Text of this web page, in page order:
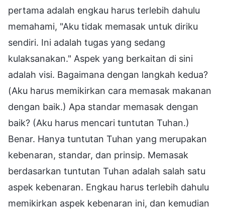
pertama adalah engkau harus terlebih dahulu
memahami, "Aku tidak memasak untuk diriku
sendiri. Ini adalah tugas yang sedang
kulaksanakan." Aspek yang berkaitan di sini
adalah visi. Bagaimana dengan langkah kedua?
(Aku harus memikirkan cara memasak makanan
dengan baik.) Apa standar memasak dengan
baik? (Aku harus mencari tuntutan Tuhan.)
Benar. Hanya tuntutan Tuhan yang merupakan
kebenaran, standar, dan prinsip. Memasak
berdasarkan tuntutan Tuhan adalah salah satu
aspek kebenaran. Engkau harus terlebih dahulu
memikirkan aspek kebenaran ini, dan kemudian